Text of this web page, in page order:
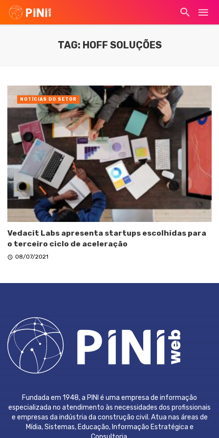
TAG: HOFF SOLUÇÕES
Vedacit Labs apresenta startups escolhidas para
o terceiro ciclo de aceleração
08/07/2021
NOTÍCIAS DO SETOR
Fundada em 1948, a PINI é uma empresa de informação
especializada no atendimento às necessidades dos profissionais
e empresas da indústria da construção civil. Atua nas áreas de
Mídia, Sistemas, Educação, Informação Estratégica e